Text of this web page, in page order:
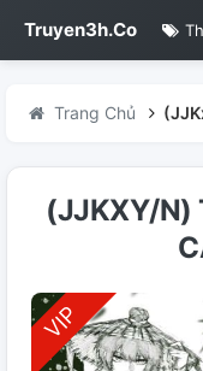
Truyen3h.Co
Trang Chủ
(JJKXY/N)